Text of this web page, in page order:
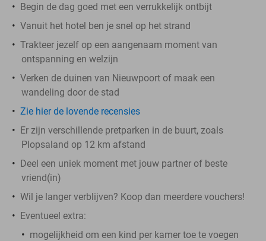
Begin de dag goed met een verrukkelijk ontbijt
Vanuit het hotel ben je snel op het strand
Trakteer jezelf op een aangenaam moment van
ontspanning en welzijn
Verken de duinen van Nieuwpoort of maak een
wandeling door de stad
Zie hier de lovende recensies
Er zijn verschillende pretparken in de buurt, zoals
Plopsaland op 12 km afstand
Deel een uniek moment met jouw partner of beste
vriend(in)
Wil je langer verblijven? Koop dan meerdere vouchers!
Eventueel extra:
mogelijkheid om een kind per kamer toe te voegen